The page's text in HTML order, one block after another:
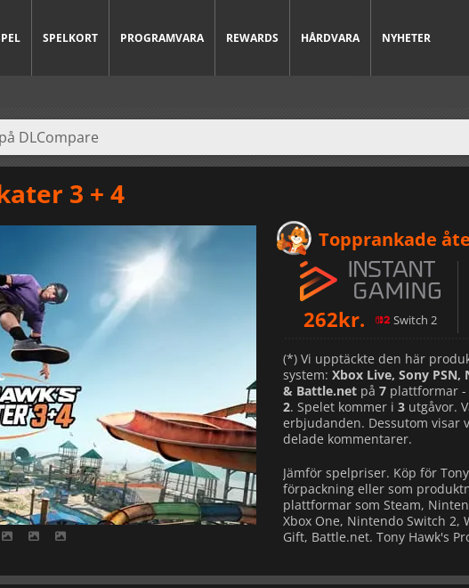
SPELKORT PROGRAMVARA REWARDS HÅRDVARA NYHETER
3 + 4
Topprankade
262kr. Switch 2
(*) Vi upptäckte den här
system: Xbox Live, Sony
& Battle.net på 7 plattformar -
2. Spelet kommer i 3 utgåvor.
erbjudanden. Dessutom visar
delade kommentarer.
Jämför spelpriser. Köp för
förpackning eller som
plattformar som Steam,
Xbox One, Nintendo Switch 2,
Gift, Battle.net. Tony Hawk's